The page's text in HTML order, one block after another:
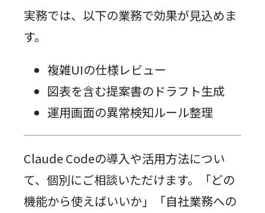
実務では、以下の業務で効果が見込めま
す。
複雑UIの仕様レビュー
図表を含む提案書のドラフト生成
運用画面の異常検知ルール整理
Claude Codeの導入や活用方法につい
て、個別にご相談いただけます。「どの
機能から使えばいいか」「自社業務への